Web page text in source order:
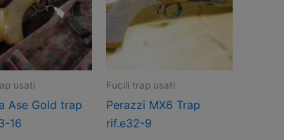
usati
Ase Gold trap
16
Fucili trap usati
Perazzi MX6 Trap
rif.e32-9